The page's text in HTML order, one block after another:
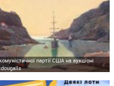
партії США на аукціоні